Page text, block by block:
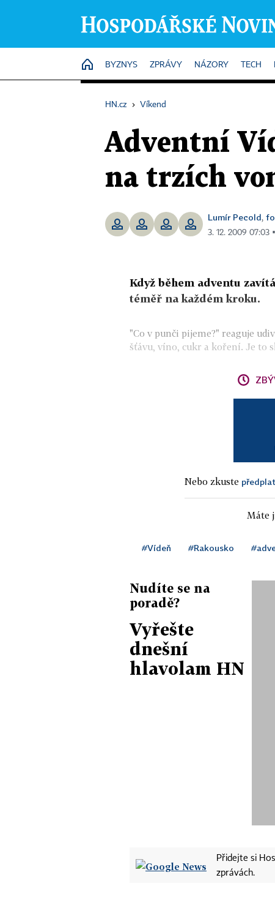
HOME
BYZNYS ZPRÁVY NÁZORY TECH
HN.cz › Víkend
Adventní
na trzích
Lumír Pecold,
3. 12. 2009 07:03
Když během adventu
téměř na každém kroku.
"Co v punči pijeme?" reaguje
šťávu, víno, cukr a koření. Je to
Nebo zkuste
Máte
#Vídeň #Rakousko
Nudíte se na
poradě?
Vyřešte
dnešní
hlavolam HN
Přidejte si
zprávách.